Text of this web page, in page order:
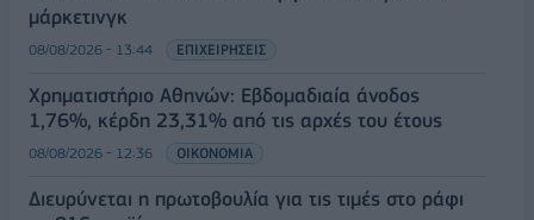
μάρκετινγκ
08/08/2026 - 13:44 ΕΠΙΧΕΙΡΗΣΕΙΣ
Χρηματιστήριο Αθηνών: Εβδομαδιαία άνοδος
1,76%, κέρδη 23,31% από τις αρχές του έτους
08/08/2026 - 12:36 ΟΙΚΟΝΟΜΙΑ
Διευρύνεται η πρωτοβουλία για τις τιμές στο ράφι